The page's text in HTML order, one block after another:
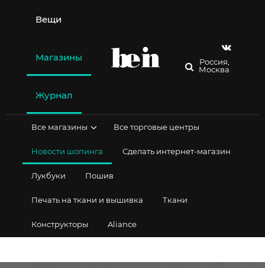
содержимому
Вещи
Магазины
Журнал
Россия,
Москва
Все магазины Все торговые центры
Новости шопинга Сделать интернет-магазин
Лукбуки Пошив
Печать на ткани и вышивка Ткани
Конструкторы Aliance